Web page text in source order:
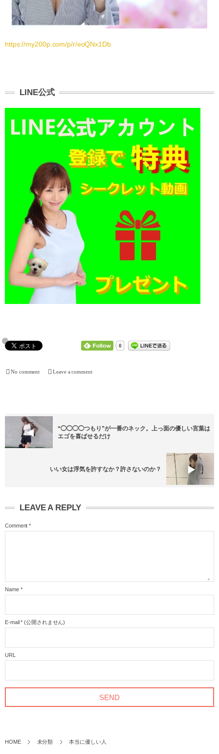
https://my200p.com/p/r/eoQNx1Db
LINE公式
0
No comment Leave a comment
“◯◯◯◯つもり”が一番のネック。上っ面の優しい言葉は
エゴを喜ばせるだけ
いい女は浮気を許すなか？許さないのか？
LEAVE A REPLY
Comment *
Name *
E-mail * (公開されません)
URL
HOME 未分類 本当に優しい人